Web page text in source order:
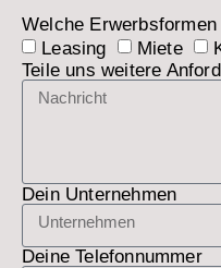
Welche
Leasing
Miete
Teile uns weitere
Dein Unternehmen
Deine Telefonnummer